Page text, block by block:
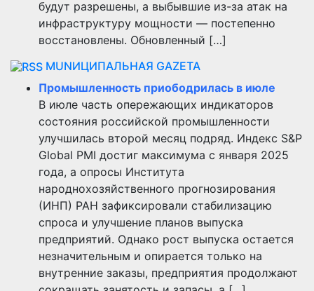
будут разрешены, а выбывшие из-за атак на
инфраструктуру мощности — постепенно
восстановлены. Обновленный […]
MUNИЦИПАЛЬНАЯ GAZЕТА
Промышленность приободрилась в июле
В июле часть опережающих индикаторов
состояния российской промышленности
улучшилась второй месяц подряд. Индекс S&P
Global PMI достиг максимума с января 2025
года, а опросы Института
народнохозяйственного прогнозирования
(ИНП) РАН зафиксировали стабилизацию
спроса и улучшение планов выпуска
предприятий. Однако рост выпуска остается
незначительным и опирается только на
внутренние заказы, предприятия продолжают